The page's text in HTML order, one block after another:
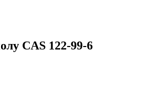
CAS 122-99-6